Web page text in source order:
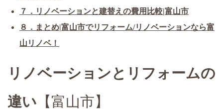
７．リノベーションと建替えの費用比較|富山市
８．まとめ|富山市でリフォーム/リノベーションなら富
山リノベ！
リノベーションとリフォームの
違い 【富山市】